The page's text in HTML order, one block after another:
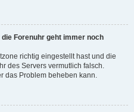
Forenuhr geht immer noch
richtig eingestellt hast und die
des Servers vermutlich falsch.
das Problem beheben kann.